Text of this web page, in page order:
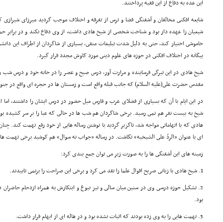
این عده به دفاع از این فقیه پرداختند.
شایعه افکنى مخالفان و آشفتگى فضا و ترس از تفرقه و اختلاف موجب گردید میرزاى
شیعیان را عهده دار بود و شناخت شخصى از شیخ هادى داشت، از وى دفاع نکند و در برابر
خاموشى اختیار کند، حتى به دلیل شدت تبلیغات منفى، بسیارى از شاگردان از اطراف این
بیگانه در اختلاف افکنى در حوزه هاى علوم دینى مورد کاوش مجدد قرار گیرد.
شیخ هادى در این تیرگى فرساینده و مرارت آور، درس صبح و عصر را در خانه خود و درس
مقدس حضرت على(علیه السلام) که جانب قبله واقع است و زمستان ها در حجره اى واقع در
در این ایام با آن که بسیارى از فضلاى عرب و فارس میل حضور در درس ایشان را داشتند،
شیخ به بیست نفر هم نمى رسید. برخى شاگردان هم شب ها در حالى که عبا را بر سر کشیده
هادى که با اتهاماتى مواجه شد، ناگزیر گردید با نوشتن رساله هایى از خود رفع تهمت کند.
اى با عنوان «الردّ على الشیخیه» نگاشت. در رساله «جواب نه سوال» هم کوشید برخى تهمت
زمینه هاى این آشفتگى ها را به صورت زیر مى توان جمع بندى کرد:
1. شیخ هادى با زبانى صریح اقوال علما را نقد مى کرد و برخى این صراحت را برنمى تابیدند.
2. تشکیل حوزه درسى وى در سنین میان سالى و نیز نبوغ و ابتکارش به همراه ازدحام
بود.
3. تهمت هایى را به وى زده بودند که اثبات نشده بود و در هاله اى از ابهام قرار داشت.